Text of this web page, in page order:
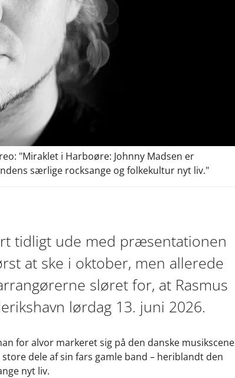
"Miraklet i Harboøre: Johnny Madsen er
særlige rocksange og folkekultur nyt liv."
tidligt ude med præsentationen
at ske i oktober, men allerede
sløret for, at Rasmus
lørdag 13. juni 2026.
for alvor markeret sig på den danske musikscene
dele af sin fars gamle band – heriblandt den
nyt liv.